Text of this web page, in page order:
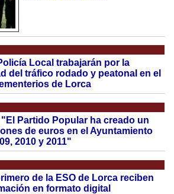
Local trabajarán por la
del tráfico rodado y peatonal en el
de Lorca
Partido Popular ha creado un
de euros en el Ayuntamiento
2010 y 2011"
de la ESO de Lorca reciben
en formato digital